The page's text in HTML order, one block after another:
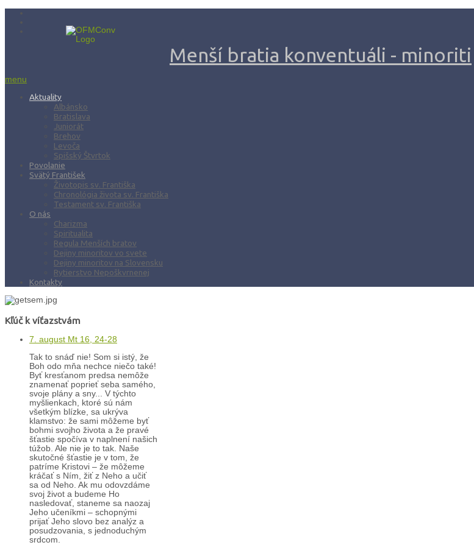
Menší bratia konventuáli - minoriti
menu
Aktuality
Albánsko
Bratislava
Juniorát
Brehov
Levoča
Spišský Štvrtok
Povolanie
Svätý František
Životopis sv. Františka
Chronológia života sv. Františka
Testament sv. Františka
O nás
Charizma
Spiritualita
Regula Menších bratov
Dejiny minoritov vo svete
Dejiny minoritov na Slovensku
Rytierstvo Nepoškvrnenej
Kontakty
Kľúč k víťazstvám
7. august Mt 16, 24-28
Tak to snáď nie! Som si istý, že
Boh odo mňa nechce niečo také!
Byť kresťanom predsa nemôže
znamenať poprieť seba samého,
svoje plány a sny... V týchto
myšlienkach, ktoré sú nám
všetkým blízke, sa ukrýva
klamstvo: že sami môžeme byť
bohmi svojho života a že pravé
šťastie spočíva v naplnení našich
túžob. Ale nie je to tak. Naše
skutočné šťastie je v tom, že
patríme Kristovi – že môžeme
kráčať s Ním, žiť z Neho a učiť
sa od Neho. Ak mu odovzdáme
svoj život a budeme Ho
nasledovať, staneme sa naozaj
Jeho učeníkmi – schopnými
prijať Jeho slovo bez analýz a
posudzovania, s jednoduchým
srdcom.